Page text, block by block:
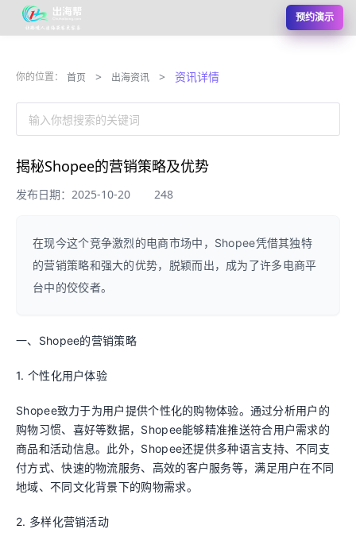
预约演示
你的位置： 首页 > 出海资讯 > 资讯详情
输入你想搜索的关键词
揭秘Shopee的营销策略及优势
发布日期：2025-10-20 248
在现今这个竞争激烈的电商市场中，Shopee凭借其独特
的营销策略和强大的优势，脱颖而出，成为了许多电商平
台中的佼佼者。
一、Shopee的营销策略
1. 个性化用户体验
Shopee致力于为用户提供个性化的购物体验。通过分析用户的
购物习惯、喜好等数据，Shopee能够精准推送符合用户需求的
商品和活动信息。此外，Shopee还提供多种语言支持、不同支
付方式、快速的物流服务、高效的客户服务等，满足用户在不同
地域、不同文化背景下的购物需求。
2. 多样化营销活动